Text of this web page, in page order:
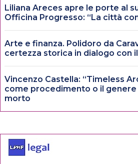
Liliana Areces apre le porte al
Officina Progresso: “La città
Arte e finanza. Polidoro da
certezza storica in dialogo con
Vincenzo Castella: “Timeless
come procedimento o il
morto